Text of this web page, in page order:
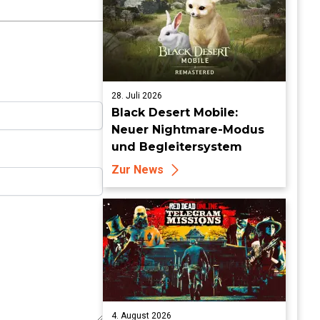
28. Juli 2026
Black Desert Mobile:
Neuer Nightmare-Modus
und Begleitersystem
Zur News
4. August 2026